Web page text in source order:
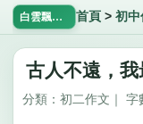
白雲飄飄網 首頁 >初中
古人不遠，我
分類：初二作文｜